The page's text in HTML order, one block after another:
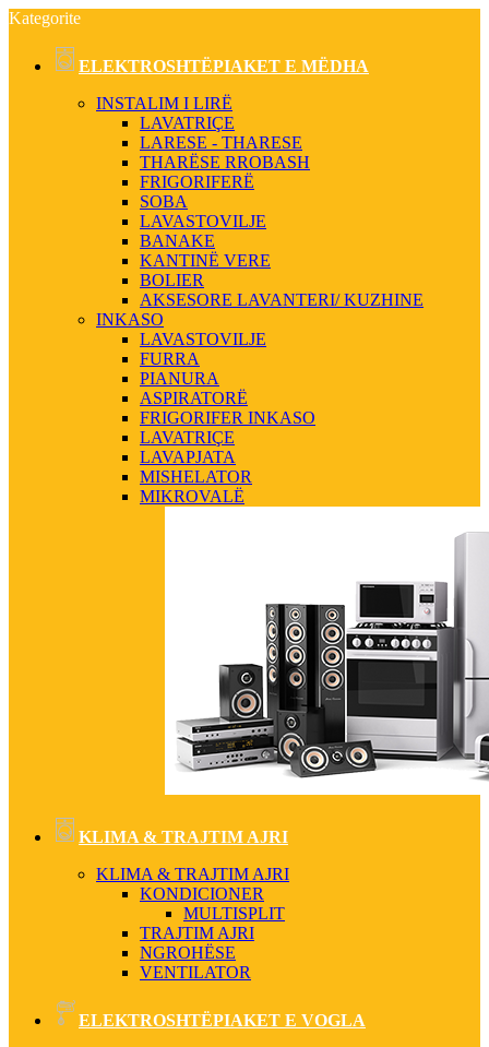
Kategorite
ELEKTROSHTËPIAKET E MËDHA
INSTALIM I LIRË
LAVATRIÇE
LARESE - THARESE
THARËSE RROBASH
FRIGORIFERË
SOBA
LAVASTOVILJE
BANAKE
KANTINË VERE
BOLIER
AKSESORE LAVANTERI/ KUZHINE
INKASO
LAVASTOVILJE
FURRA
PIANURA
ASPIRATORË
FRIGORIFER INKASO
LAVATRIÇE
LAVAPJATA
MISHELATOR
MIKROVALË
KLIMA & TRAJTIM AJRI
KLIMA & TRAJTIM AJRI
KONDICIONER
MULTISPLIT
TRAJTIM AJRI
NGROHËSE
VENTILATOR
ELEKTROSHTËPIAKET E VOGLA